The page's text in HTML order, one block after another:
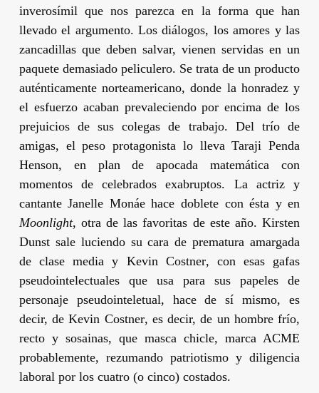
inverosímil que nos parezca en la forma que han
llevado el argumento. Los diálogos, los amores y las
zancadillas que deben salvar, vienen servidas en un
paquete demasiado peliculero. Se trata de un producto
auténticamente norteamericano, donde la honradez y
el esfuerzo acaban prevaleciendo por encima de los
prejuicios de sus colegas de trabajo. Del trío de
amigas, el peso protagonista lo llevaTaraji Penda
Henson, en plan de apocada matemática con
momentos de celebrados exabruptos. La actriz y
cantanteJanelle Monáehace doblete con ésta y en
Moonlight, otra de las favoritas de este año.Kirsten
Dunstsale luciendo su cara de prematura amargada
de clase media y Kevin Costner, con esas gafas
pseudointelectuales que usa para sus papeles de
personaje pseudointeletual, hace de sí mismo, es
decir, deKevin Costner, es decir, de un hombre frío,
recto y sosainas, que masca chicle, marca ACME
probablemente, rezumando patriotismo y diligencia
laboral por los cuatro (o cinco) costados.